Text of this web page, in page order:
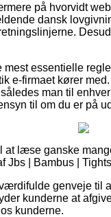
på hvorvidt
dansk
mest essentielle
e-firmaet kører
man til
til om du er på
læse ganske
Jbs | Bambus |
genveje
kunderne at
kunderne.